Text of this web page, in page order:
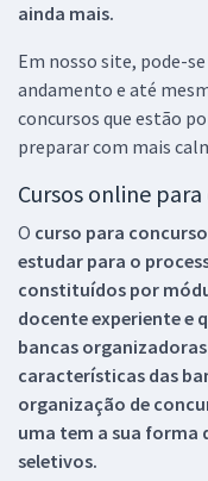
ainda mais.
Em nosso site, pode-
andamento e até
concursos que estão
preparar com mais
Cursos online
O curso para
estudar para o
constituídos por
docente experiente e
bancas
características das
organização de
uma tem a sua forma
seletivos.